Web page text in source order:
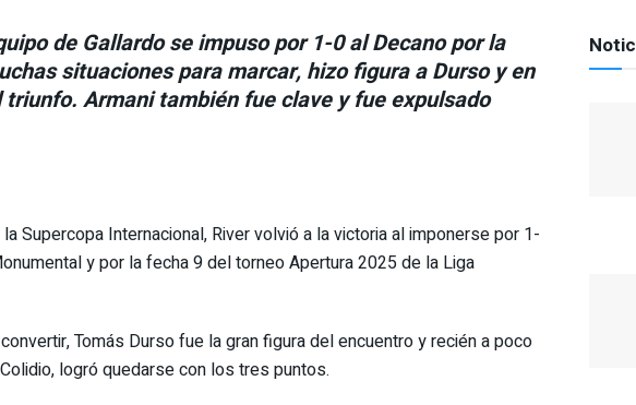
de Gallardo se impuso por 1-0 al Decano por la
situaciones para marcar, hizo figura a Durso y en
Armani también fue clave y fue expulsado
Supercopa Internacional, River volvió a la victoria al imponerse por 1-
y por la fecha 9 del torneo Apertura 2025 de la Liga
Tomás Durso fue la gran figura del encuentro y recién a poco
logró quedarse con los tres puntos.